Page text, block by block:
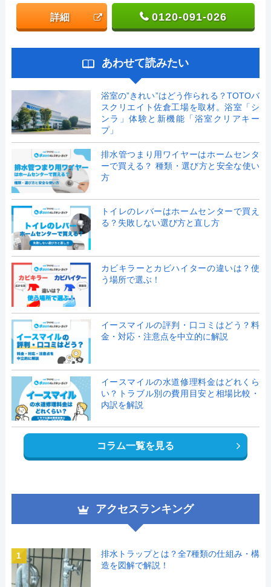
詳細 0120-091-026
あわせて読みたい
浴室の”きれい”はどう作られる？TOTOバ
スクリエイト佐倉工場を取材。浴室「シ
ンラ」体験と新機能「浴室クリアキー
プ」
排水管つまり用ワイヤーはホームセンタ
ーで買える？ 種類・選び方と安全な使い
方
トイレのレバーはホームセンターで買え
る？失敗しない選び方と直し方
カビキラーとカビハイターの違いは？使
う場所で選ぶ！
イースマイルの評判・口コミはどう？料
金・対応・注意点を中立的に解説
イースマイルの水道修理料金はどれくら
い？トラブル別の費用目安と相場比較・
内訳を解説
コラム一覧を見る
アクセスランキング
1
排水トラップとは？全7種類の仕組み・構
造を図解で解説！